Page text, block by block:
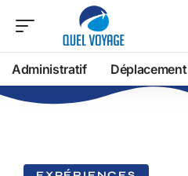
Administratif Déplacement